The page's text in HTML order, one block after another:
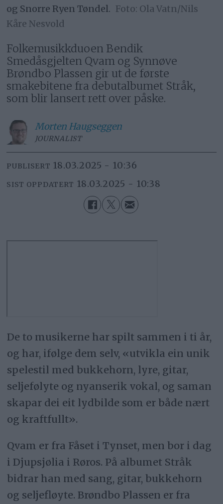
og Snorre Ryen Tøndel.
Ola Vatn/Nils
Kåre Nesvold
Folkemusikkduoen Bendik
Smedåsgjelten Qvam og Synnøve
Brøndbo Plassen gir ut de første
smakebitene fra debutalbumet Stråk,
som blir lansert rett over påske.
Morten Haugseggen
JOURNALIST
PUBLISERT 18.03.2025 - 10:36
SIST OPPDATERT 18.03.2025 - 10:38
De to musikerne har spilt sammen i ti år,
og har, ifølge dem selv, «utvikla ein unik
spelestil med bukkehorn, lyre, gitar,
seljefølyte og nyanserik vokal, og saman
skapar dei eit lydbilde som er både nært
og kraftfullt».
Qvam er fra Fåset i Tynset, men bor i dag
i Djupsjølia i Røros. På albumet Stråk
bidrar han med sang, gitar, bukkehorn
og seljefløyte. Brøndbo Plassen er fra